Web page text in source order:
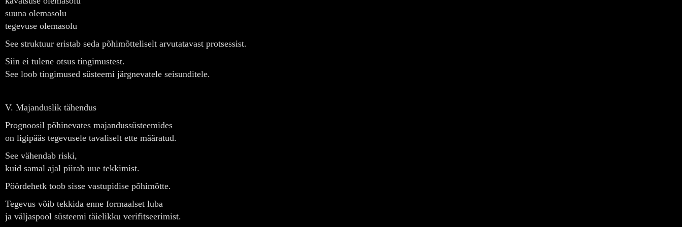
suuna olemasolu
tegevuse olemasolu
See struktuur eristab seda põhimõtteliselt arvutatavast protsessist.
Siin ei tulene otsus tingimustest.
See loob tingimused süsteemi järgnevatele seisunditele.
V. Majanduslik tähendus
Prognoosil põhinevates majandussüsteemides
on ligipääs tegevusele tavaliselt ette määratud.
See vähendab riski,
kuid samal ajal piirab uue tekkimist.
Pöördehetk toob sisse vastupidise põhimõtte.
Tegevus võib tekkida enne formaalset luba
ja väljaspool süsteemi täielikku verifitseerimist.